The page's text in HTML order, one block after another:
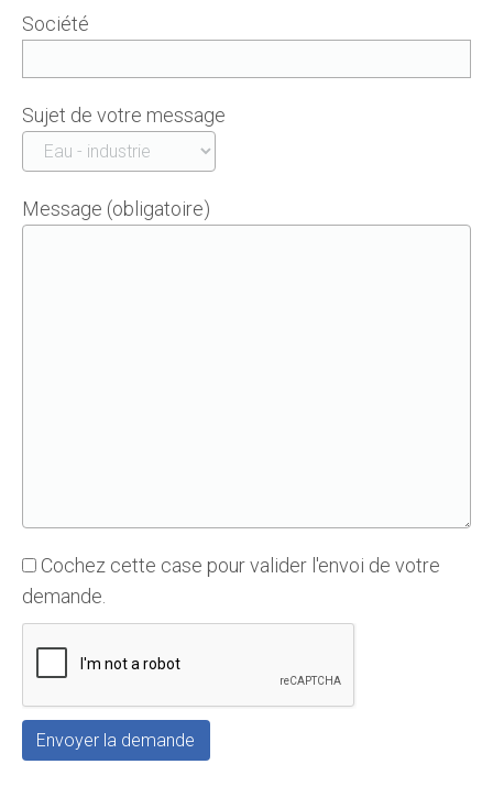
Société
Sujet de votre message
Message (obligatoire)
Cochez cette case pour valider l'envoi de votre
demande.